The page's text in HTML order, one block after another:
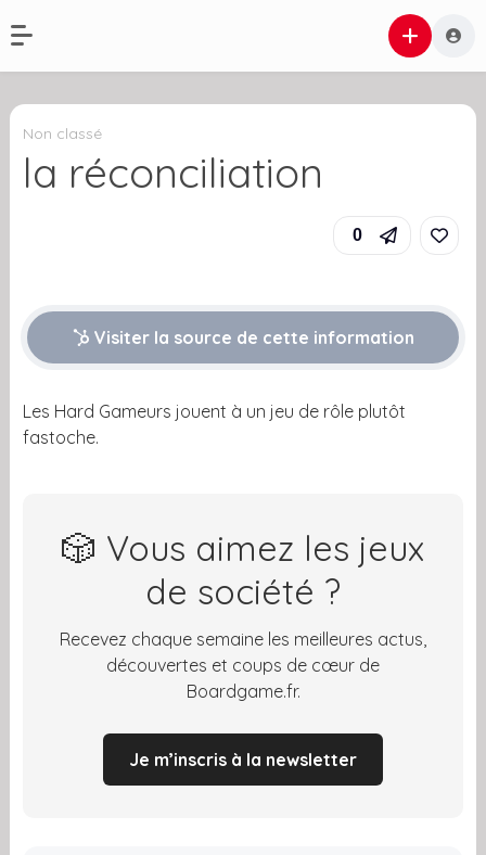
Non classé
la réconciliation
0
Visiter la source de cette information
Les Hard Gameurs jouent à un jeu de rôle plutôt
fastoche.
🎲 Vous aimez les jeux
de société ?
Recevez chaque semaine les meilleures actus,
découvertes et coups de cœur de
Boardgame.fr.
Je m’inscris à la newsletter